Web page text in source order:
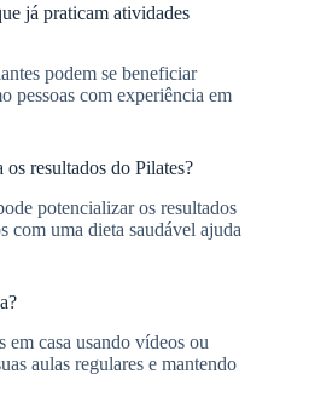
já praticam atividades
podem se beneficiar
pessoas com experiência em
resultados do Pilates?
potencializar os resultados
com uma dieta saudável ajuda
em casa usando vídeos ou
aulas regulares e mantendo